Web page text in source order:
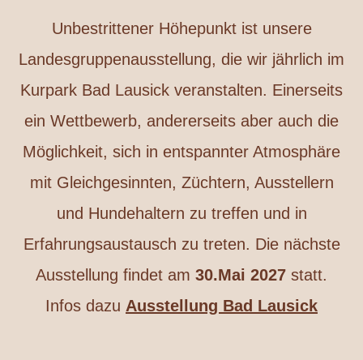
Unbestrittener Höhepunkt ist unsere
Landesgruppenausstellung, die wir jährlich im
Kurpark Bad Lausick veranstalten. Einerseits
ein Wettbewerb, andererseits aber auch die
Möglichkeit, sich in entspannter Atmosphäre
mit Gleichgesinnten, Züchtern, Ausstellern
und Hundehaltern zu treffen und in
Erfahrungsaustausch zu treten. Die nächste
Ausstellung findet am 30.Mai 2027 statt.
Infos dazu Ausstellung Bad Lausick